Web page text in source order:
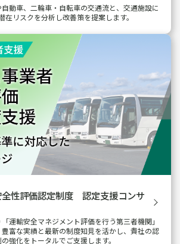
動車、二輪車・自転車の交通流と、交通施設に
在リスクを分析し改善策を提案します。
性評価認定制度 認定支援コンサ
運輸安全マネジメント評価を行う第三者機関」
富な実績と最新の制度知見を活かし、貴社の認
強化をトータルでご支援します。